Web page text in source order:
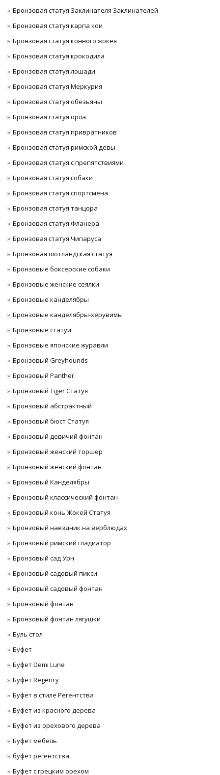
Бронзовая статуя Заклинателя Заклинателей
Бронзовая статуя карпа кои
Бронзовая статуя конного жокея
Бронзовая статуя крокодила
Бронзовая статуя лошади
Бронзовая статуя Меркурия
Бронзовая статуя обезьяны
Бронзовая статуя орла
Бронзовая статуя привратников
Бронзовая статуя римской девы
Бронзовая статуя с препятствиями
Бронзовая статуя собаки
Бронзовая статуя спортсмена
Бронзовая статуя танцора
Бронзовая статуя Фланера
Бронзовая статуя Чипаруса
Бронзовая шотландская статуя
Бронзовые боксерские собаки
Бронзовые женские сеялки
Бронзовые канделябры
Бронзовые канделябры-херувимы
Бронзовые статуи
Бронзовые японские журавли
Бронзовый Greyhounds
Бронзовый Panther
Бронзовый Tiger Статуя
Бронзовый абстрактный
Бронзовый бюст Статуя
Бронзовый девичий фонтан
Бронзовый женский торшер
Бронзовый женский фонтан
Бронзовый Канделябры
Бронзовый классический фонтан
Бронзовый конь Жокей Статуя
Бронзовый наездник на верблюдах
Бронзовый римский гладиатор
Бронзовый сад Урн
Бронзовый садовый пикси
Бронзовый садовый фонтан
Бронзовый фонтан
Бронзовый фонтан лягушки
Буль стол
Буфет
Буфет Demi Lune
Буфет Regency
Буфет в стиле Регентства
Буфет из красного дерева
Буфет из орехового дерева
Буфет мебель
буфет регентства
Буфет с грецким орехом